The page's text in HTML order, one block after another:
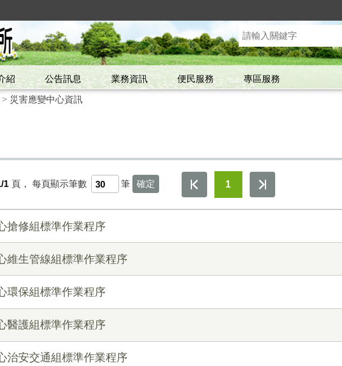
紹 公告訊息 業務資訊 便民服務
專區服務
> 災害應變中心資訊
1 頁， 每頁顯示筆數 筆 1
搶修組標準作業程序
維生管線組標準作業程序
環保組標準作業程序
醫護組標準作業程序
治安交通組標準作業程序